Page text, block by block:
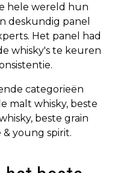
hele wereld hun
deskundig panel
Het panel had
whisky's te keuren
categorieën
malt whisky, beste
beste grain
young spirit.